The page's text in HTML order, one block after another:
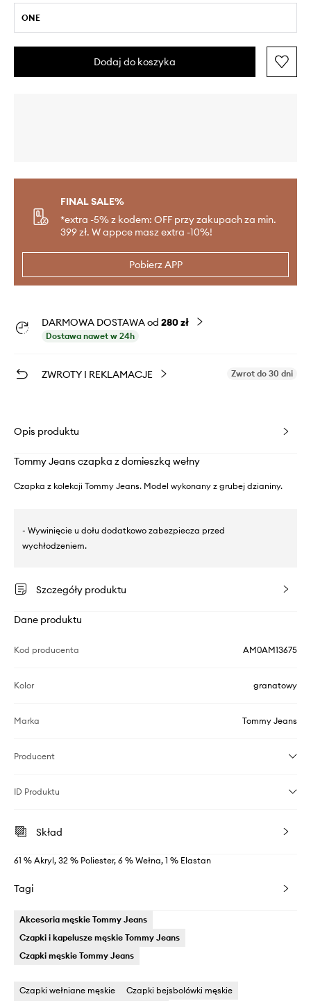
ONE
Dodaj do koszyka
FINAL SALE%
*extra -5% z kodem: OFF przy zakupach za min.
399 zł. W appce masz extra -10%!
Pobierz APP
DARMOWA DOSTAWA od 280 zł
Dostawa nawet w 24h
ZWROTY I REKLAMACJE Zwrot do 30 dni
Opis produktu
Tommy Jeans czapka z domieszką wełny
Czapka z kolekcji Tommy Jeans. Model wykonany z grubej dzianiny.
- Wywinięcie u dołu dodatkowo zabezpiecza przed
wychłodzeniem.
Szczegóły produktu
Dane produktu
Kod producenta AM0AM13675
Kolor granatowy
Marka Tommy Jeans
Producent
ID Produktu
Skład
61 % Akryl, 32 % Poliester, 6 % Wełna, 1 % Elastan
Tagi
Akcesoria męskie Tommy Jeans
Czapki i kapelusze męskie Tommy Jeans
Czapki męskie Tommy Jeans
Czapki wełniane męskie Czapki bejsbolówki męskie